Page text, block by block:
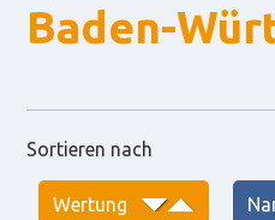
Baden-
Sortieren nach